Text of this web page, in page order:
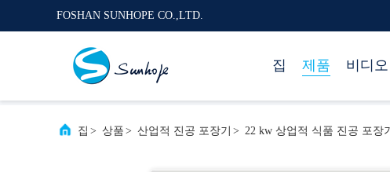
FOSHAN SUNHOPE CO.,LTD.
집 제품 비디오
집 > 상품 > 산업적 진공 포장기 > 22 kw 상업적 식품 진공 포장